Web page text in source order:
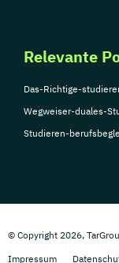
Relevante
Das-Richtige-
Wegweiser-duales-
Studieren-
© Copyright 2026,
Impressum